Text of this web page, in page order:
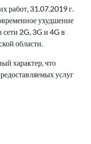
работ, 31.07.2019 г.
ухудшение
сети 2G, 3G и 4G в
области.
характер, что
услуг